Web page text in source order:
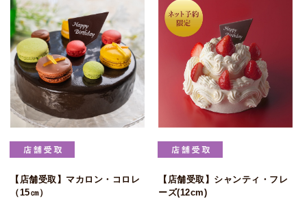
【店舗受取】マカロン・コロレ
（15㎝）
【店舗受取】シャンティ・フレ
ーズ(12cm)